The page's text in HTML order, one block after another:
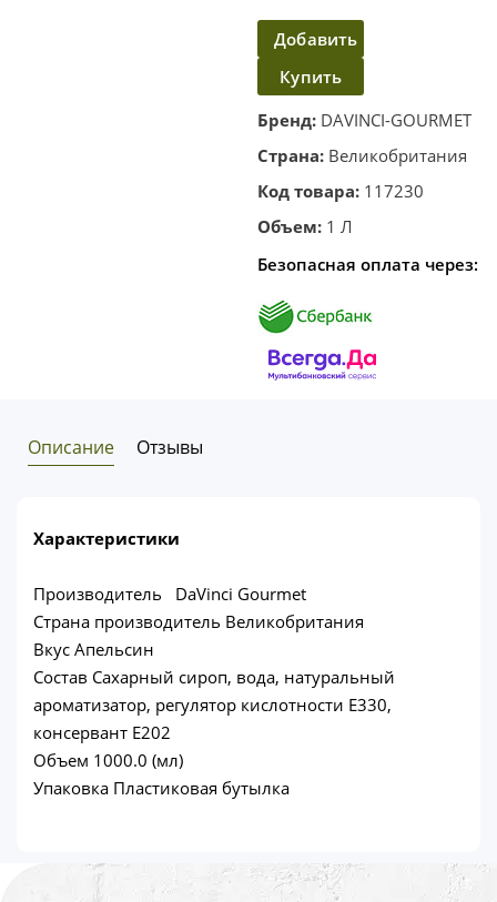
Добавить
в
корзину
Купить
в один
клик
Бренд: DAVINCI-GOURMET
Страна: Великобритания
Код товара: 117230
Объем: 1 Л
Безопасная оплата через:
Описание Отзывы
Характеристики
Производитель DaVinci Gourmet
Страна производитель Великобритания
Вкус Апельсин
Состав Сахарный сироп, вода, натуральный
ароматизатор, регулятор кислотности Е330,
консервант Е202
Объем 1000.0 (мл)
Упаковка Пластиковая бутылка